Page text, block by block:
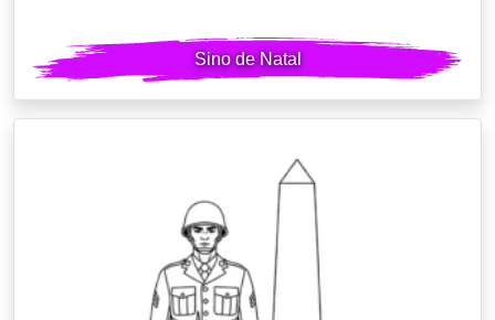
Sino de Natal